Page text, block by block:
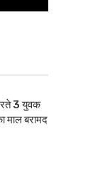
3 युवक
माल बरामद